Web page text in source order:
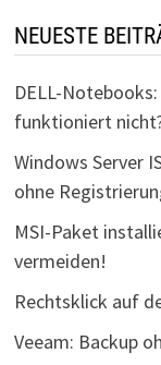
NEUESTE
DELL-
funktioniert
Windows Server
ohne
MSI-Paket
vermeiden!
Rechtsklick auf
Veeam: Backup